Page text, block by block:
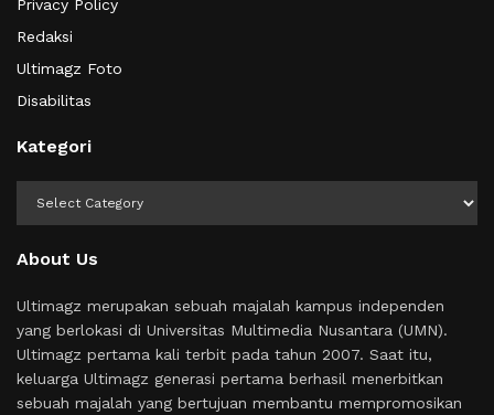
Privacy Policy
Redaksi
Ultimagz Foto
Disabilitas
Kategori
About Us
Ultimagz merupakan sebuah majalah kampus independen
yang berlokasi di Universitas Multimedia Nusantara (UMN).
Ultimagz pertama kali terbit pada tahun 2007. Saat itu,
keluarga Ultimagz generasi pertama berhasil menerbitkan
sebuah majalah yang bertujuan membantu mempromosikan